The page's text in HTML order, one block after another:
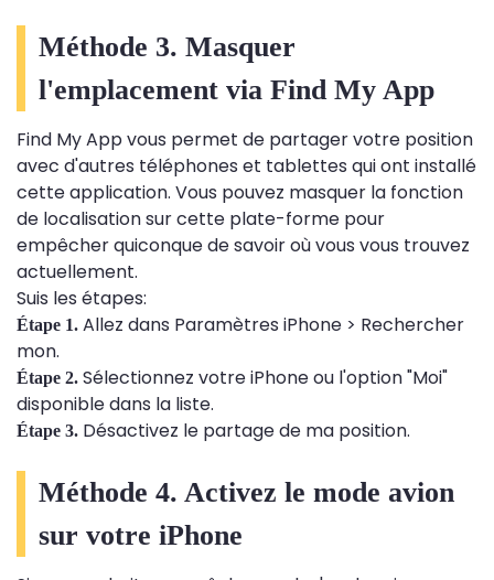
Méthode 3. Masquer
l'emplacement via Find My App
Find My App vous permet de partager votre position
avec d'autres téléphones et tablettes qui ont installé
cette application. Vous pouvez masquer la fonction
de localisation sur cette plate-forme pour
empêcher quiconque de savoir où vous vous trouvez
actuellement.
Suis les étapes:
Étape 1. Allez dans Paramètres iPhone > Rechercher
mon.
Étape 2. Sélectionnez votre iPhone ou l'option "Moi"
disponible dans la liste.
Étape 3. Désactivez le partage de ma position.
Méthode 4. Activez le mode avion
sur votre iPhone